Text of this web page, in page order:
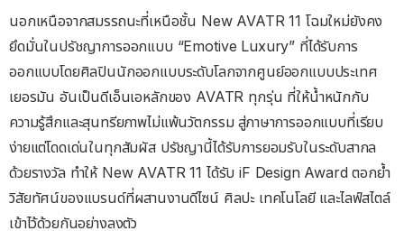
นอกเหนือจากสมรรถนะที่เหนือชั้น New AVATR 11 โฉมใหม่ยังคง
ยึดมั่นในปรัชญาการออกแบบ “Emotive Luxury” ที่ได้รับการ
ออกแบบโดยศิลปินนักออกแบบระดับโลกจากศูนย์ออกแบบประเทศ
เยอรมัน อันเป็นดีเอ็นเอหลักของ AVATR ทุกรุ่น ที่ให้น้ำหนักกับ
ความรู้สึกและสุนทรียภาพไม่แพ้นวัตกรรม สู่ภาษาการออกแบบที่เรียบ
ง่ายแต่โดดเด่นในทุกสัมผัส ปรัชญานี้ได้รับการยอมรับในระดับสากล
ด้วยรางวัล ทำให้ New AVATR 11 ได้รับ iF Design Award ตอกย้ำ
วิสัยทัศน์ของแบรนด์ที่ผสานงานดีไซน์ ศิลปะ เทคโนโลยี และไลฟ์สไตล์
เข้าไว้ด้วยกันอย่างลงตัว